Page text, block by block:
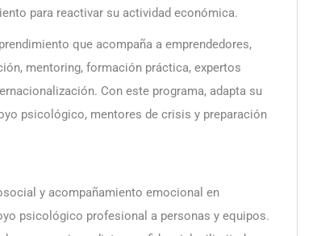
para reactivar su actividad económica.
que acompaña a emprendedores,
mentoring, formación práctica, expertos
Con este programa, adapta su
psicológico, mentores de crisis y preparación
y acompañamiento emocional en
psicológico profesional a personas y equipos.